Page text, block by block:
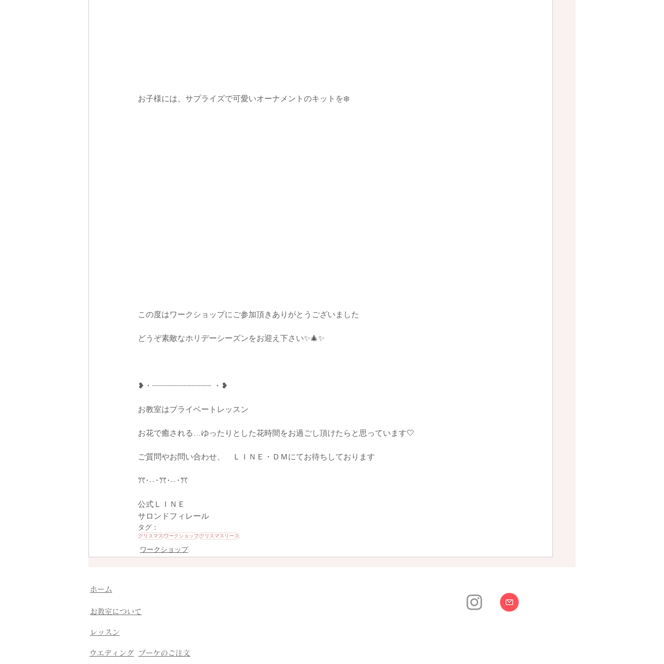
お子様には、サプライズで可愛いオーナメントのキットを❄️
この度はワークショップにご参加頂きありがとうございました
どうぞ素敵なホリデーシーズンをお迎え下さい✨🎄✨
❥・┈┈┈┈┈┈┈┈┈┈┈┈ ・❥
お教室はプライベートレッスン
お花で癒される…ゆったりとした花時間をお過ごし頂けたらと思っています🤍
ご質問やお問い合わせ、　ＬＩＮＥ・ＤＭにてお待ちしております
ꔫ･--･ꔫ･--･ꔫ
公式ＬＩＮＥ
サロンドフィレール
タグ：
クリスマスワークショップクリスマスリース
ワークショップ
​ホーム
​お教室について
​レッスン
​ウエディング ​ブーケのご注文